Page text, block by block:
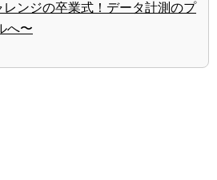
レンジの卒業式！データ計測のプ
へ〜